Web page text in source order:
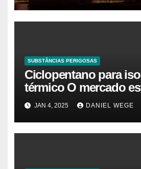
SUBSTÂNCIAS PERIGOSAS
Ciclopentano para
térmico O mercado
agora. Vamos
tamanho do mercado,
participação e a
JAN 4, 2025 DANIEL WEGE